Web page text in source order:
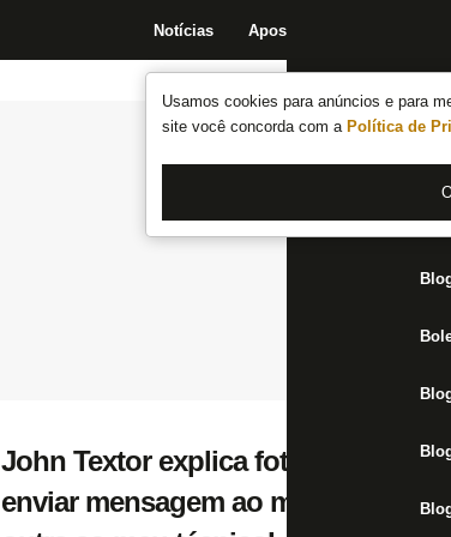
Usamos cookies para anúncios e para
site você concorda com a Política de
Notícias Apostas
John Textor explica fotos com
enviar mensagem ao mundo de